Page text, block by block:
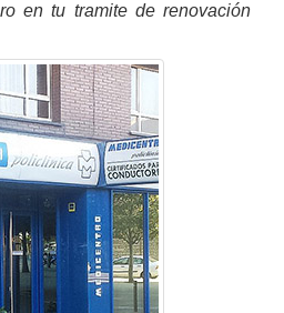
en tu tramite de renovación